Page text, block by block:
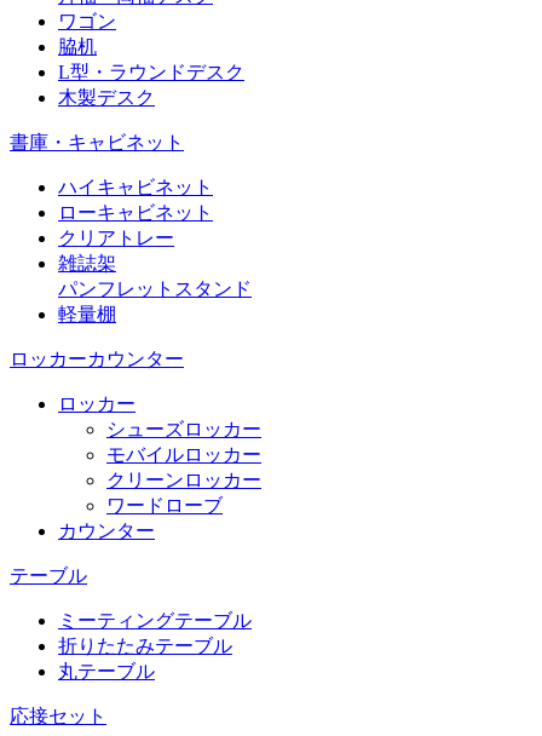
ワゴン
脇机
L型・ラウンドデスク
木製デスク
書庫・キャビネット
ハイキャビネット
ローキャビネット
クリアトレー
雑誌架
パンフレットスタンド
軽量棚
ロッカーカウンター
ロッカー
シューズロッカー
モバイルロッカー
クリーンロッカー
ワードローブ
カウンター
テーブル
ミーティングテーブル
折りたたみテーブル
丸テーブル
応接セット